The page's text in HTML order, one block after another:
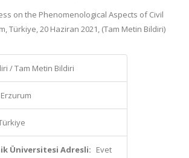
on the Phenomenological Aspects of Civil
Türkiye, 20 Haziran 2021, (Tam Metin Bildiri)
/ Tam Metin Bildiri
Erzurum
Üniversitesi Adresli: Evet